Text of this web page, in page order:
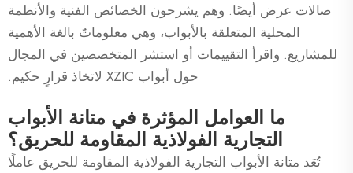
صالات عرض أيضًا. وهم يشرحون الخصائص الفنية والأنظمة
المحلية المتعلقة بالأبواب، وهي معلوماتٌ بالغة الأهمية
للمشاريع. واقرأ التقييمات أو استشر المتخصصين في المجال
حول أبواب XZIC لاتخاذ قرارٍ حكيم.
ما العوامل المؤثرة في متانة الأبواب
التجارية الفولاذية المقاومة للحريق؟
تُعَد متانة الأبواب التجارية الفولاذية المقاومة للحريق عاملًا